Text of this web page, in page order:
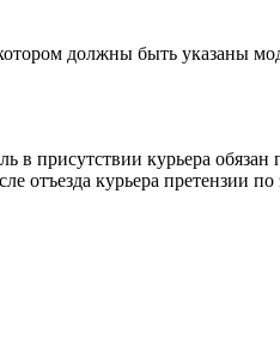
должны быть указаны
присутствии курьера
отъезда курьера претензии